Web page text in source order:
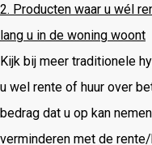
2. Producten waar u wél
lang u in de woning woont
Kijk bij meer traditionele
u wel rente of huur over
bedrag dat u op kan
verminderen met de